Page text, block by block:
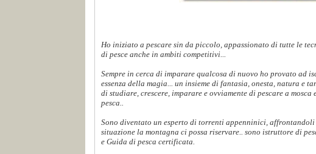
Ho iniziato a pescare sin da piccolo, appassionato di tutte le
di pesce anche in ambiti competitivi...
Sempre in cerca di imparare qualcosa di nuovo ho provato ad
essenza della magia... un insieme di fantasia, onesta, natura e
di studiare, crescere, imparare e ovviamente di pescare a
pesca..
Sono diventato un esperto di torrenti appenninici,
situazione la montagna ci possa riservare.. sono istruttore di
e Guida di pesca certificata.